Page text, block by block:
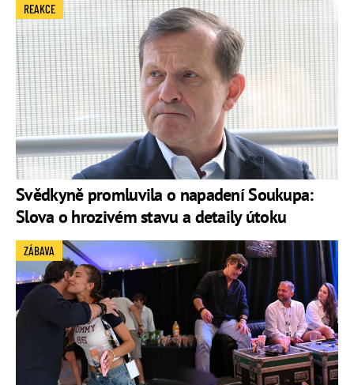
Svědkyně promluvila o napadení Soukupa:
Slova o hrozivém stavu a detaily útoku
REAKCE
ZÁBAVA